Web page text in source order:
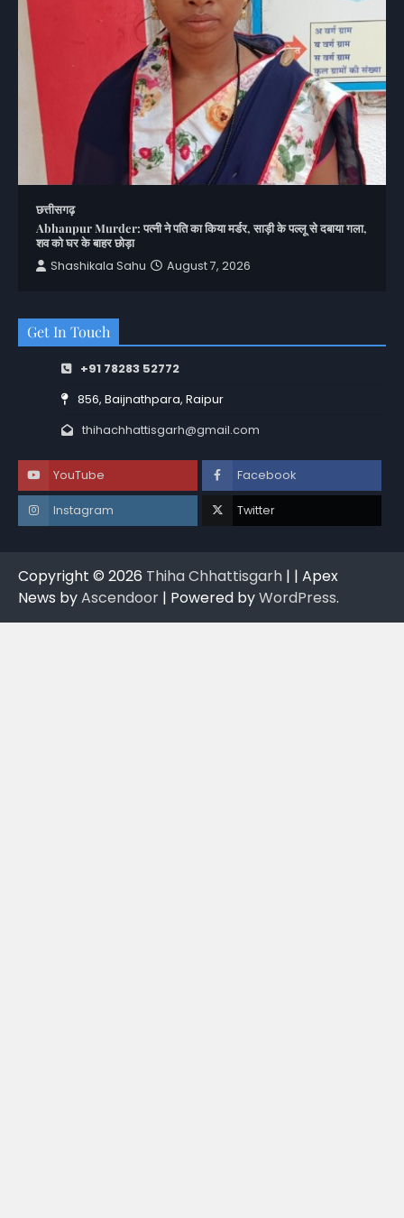
छत्तीसगढ़
Abhanpur Murder: पत्नी ने पति का किया मर्डर, साड़ी के पल्लू से दबाया गला,
शव को घर के बाहर छोड़ा
Shashikala Sahu
August 7, 2026
Get In Touch
+91 78283 52772
856, Baijnathpara, Raipur
thihachhattisgarh@gmail.com
YouTube Facebook
Instagram Twitter
Copyright © 2026 Thiha Chhattisgarh | | Apex
News byAscendoor | Powered byWordPress.